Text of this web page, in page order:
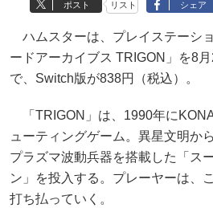
ポスト リスト シェア
ハムスターは、プレイステーシ
ードアーカイブス TRIGON」を8
で、Switch版が838円（税込）。
「TRIGON」は、1990年に
ューティングゲーム。異星文明か
プラズマ波動兵器を搭載した「ス
ン」を投入する。プレーヤーは、
打ち払っていく。